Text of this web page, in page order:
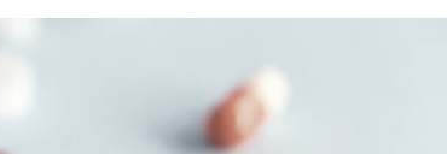
2 และวัตถุออกฤทธิ์ในประเภท 2,3,4
e-Submission
ระกอบการเข้าใช้งานระบบ
ำนาจ
รับเจ้าหน้าที่
กฎหมายใหม่/ประเภทกฎหมาย
บทกำหนดโทษยาเสพติด/วัตถุออกฤทธิ์/สารระ
สาระสำคัญการควบคุมตามกฎหมาย